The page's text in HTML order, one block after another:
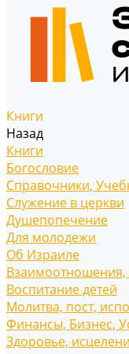
Книги
Назад
Книги
Богословие
Справочники,
Служение в церкви
Душепопечение
Для молодежи
Об Израиле
Взаимоотношения,
Воспитание детей
Молитва, пост,
Финансы, Бизнес,
Здоровье,